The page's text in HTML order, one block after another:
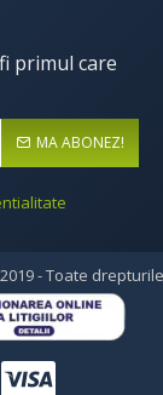
primul care
MA ABONEZ!
2019 - Toate